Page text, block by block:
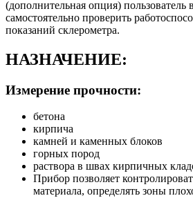
(дополнительная опция) пользователь
самостоятельно проверить
показаний склерометра.
НАЗНАЧЕНИЕ:
Измерение прочности:
бетона
кирпича
камней и каменных блоков
горных пород
раствора в швах кирпичных
Прибор позволяет
материала, определять зоны